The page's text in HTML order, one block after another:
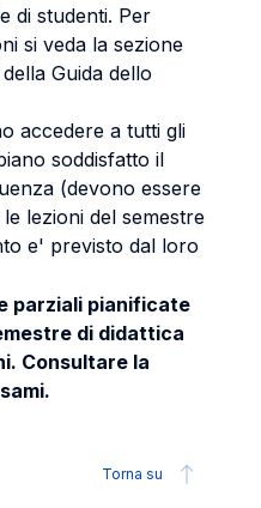
di studenti. Per
si veda la sezione
Guida dello
accedere a tutti gli
soddisfatto il
(devono essere
lezioni del semestre
e' previsto dal loro
parziali pianificate
di didattica
Consultare la
Torna su